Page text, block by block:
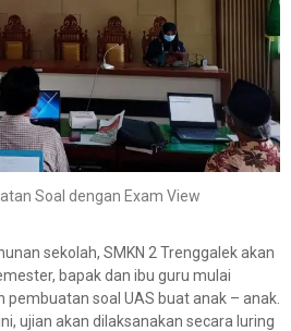
Soal dengan Exam View
sekolah, SMKN 2 Trenggalek akan
bapak dan ibu guru mulai
soal UAS buat anak – anak.
ujian akan dilaksanakan secara luring